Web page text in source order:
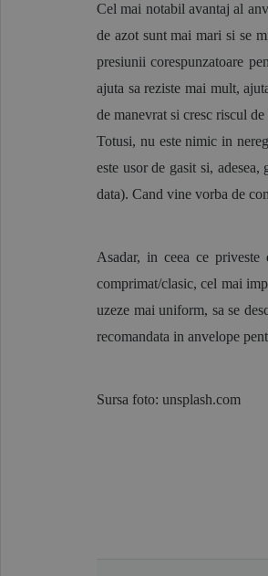
Cel mai notabil avantaj al
de azot sunt mai mari si se
presiunii corespunzatoare
ajuta sa reziste mai mult,
de manevrat si cresc riscul
Totusi, nu este nimic in
este usor de gasit si,
data). Cand vine vorba de
Asadar, in ceea ce
comprimat/clasic, cel mai
uzeze mai uniform, sa se
recomandata in anvelope
Sursa foto: unsplash.com